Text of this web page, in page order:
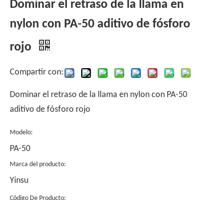
Dominar el retraso de la llama en
nylon con PA-50 aditivo de fósforo
rojo
Compartir con:
Dominar el retraso de la llama en nylon con PA-50
aditivo de fósforo rojo
Modelo:
PA-50
Marca del producto:
Yinsu
Código De Producto: